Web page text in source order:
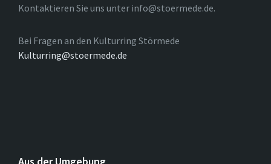
Kontaktieren Sie uns unter info@stoermede.de.
Bei Fragen an den Kulturring Störmede
Kulturring@stoermede.de